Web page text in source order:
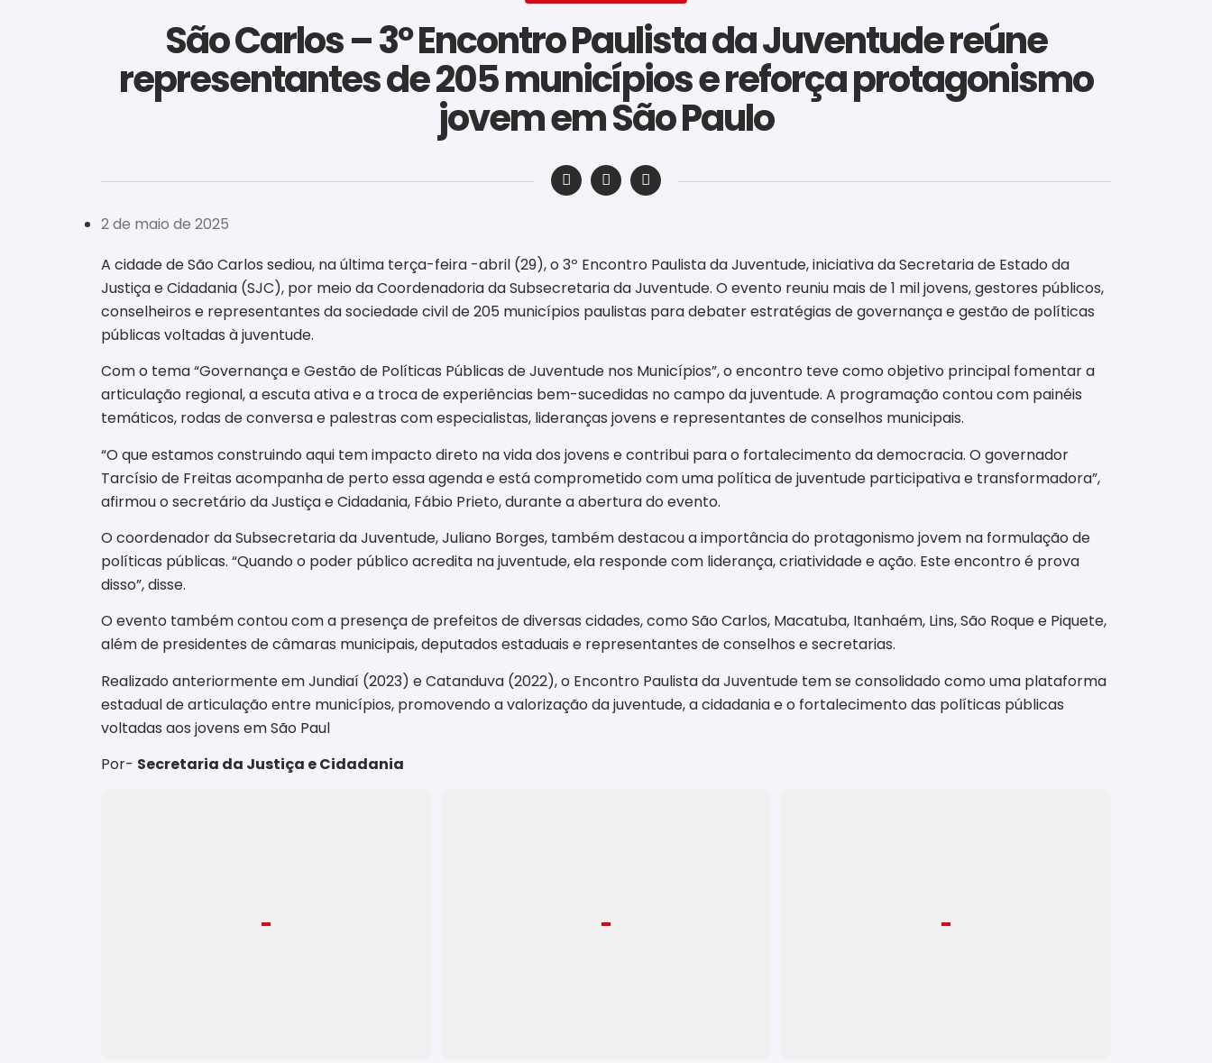
São Carlos – 3º Encontro Paulista da Juventude reúne
representantes de 205 municípios e reforça protagonismo
jovem em São Paulo
‎ ‎ ‎ ‎ ‎ ‎ ‎ ‎ ‎ ‎ ‎ ‎ ‎ ‎ ‎ ‎ ‎ ‎ ‎ ‎ ‎ ‎ ‎ ‎ ‎ ‎ ‎ ‎ ‎ ‎ ‎
2 de maio de 2025
A cidade de São Carlos sediou, na última terça-feira -abril (29), o 3º Encontro Paulista da Juventude, iniciativa da Secretaria de Estado da
Justiça e Cidadania (SJC), por meio da Coordenadoria da Subsecretaria da Juventude. O evento reuniu mais de 1 mil jovens, gestores públicos,
conselheiros e representantes da sociedade civil de 205 municípios paulistas para debater estratégias de governança e gestão de políticas
públicas voltadas à juventude.
Com o tema “Governança e Gestão de Políticas Públicas de Juventude nos Municípios”, o encontro teve como objetivo principal fomentar a
articulação regional, a escuta ativa e a troca de experiências bem-sucedidas no campo da juventude. A programação contou com painéis
temáticos, rodas de conversa e palestras com especialistas, lideranças jovens e representantes de conselhos municipais.
“O que estamos construindo aqui tem impacto direto na vida dos jovens e contribui para o fortalecimento da democracia. O governador
Tarcísio de Freitas acompanha de perto essa agenda e está comprometido com uma política de juventude participativa e transformadora”,
afirmou o secretário da Justiça e Cidadania, Fábio Prieto, durante a abertura do evento.
O coordenador da Subsecretaria da Juventude, Juliano Borges, também destacou a importância do protagonismo jovem na formulação de
políticas públicas. “Quando o poder público acredita na juventude, ela responde com liderança, criatividade e ação. Este encontro é prova
disso”, disse.
O evento também contou com a presença de prefeitos de diversas cidades, como São Carlos, Macatuba, Itanhaém, Lins, São Roque e Piquete,
além de presidentes de câmaras municipais, deputados estaduais e representantes de conselhos e secretarias.
Realizado anteriormente em Jundiaí (2023) e Catanduva (2022), o Encontro Paulista da Juventude tem se consolidado como uma plataforma
estadual de articulação entre municípios, promovendo a valorização da juventude, a cidadania e o fortalecimento das políticas públicas
voltadas aos jovens em São Paul
Por- Secretaria da Justiça e Cidadania